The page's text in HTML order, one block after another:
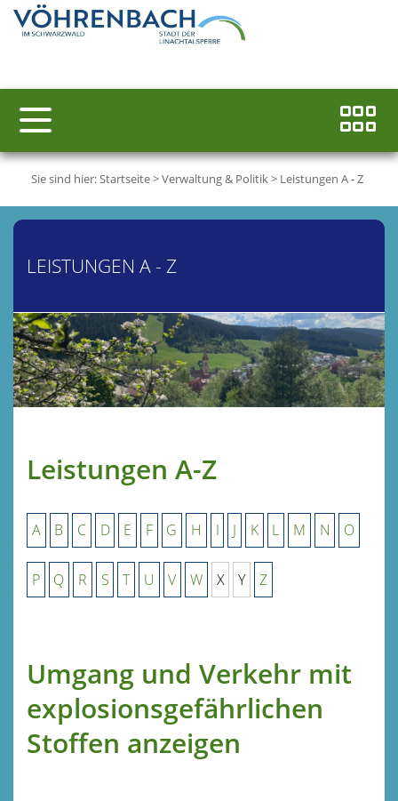
Sie sind hier:Startseite>Verwaltung & Politik> Leistungen A - Z
LEISTUNGEN A - Z
Leistungen A-Z
A B C D E F G H I J K L M N O
P Q R S T U V W X Y Z
Umgang und Verkehr mit
explosionsgefährlichen
Stoffen anzeigen